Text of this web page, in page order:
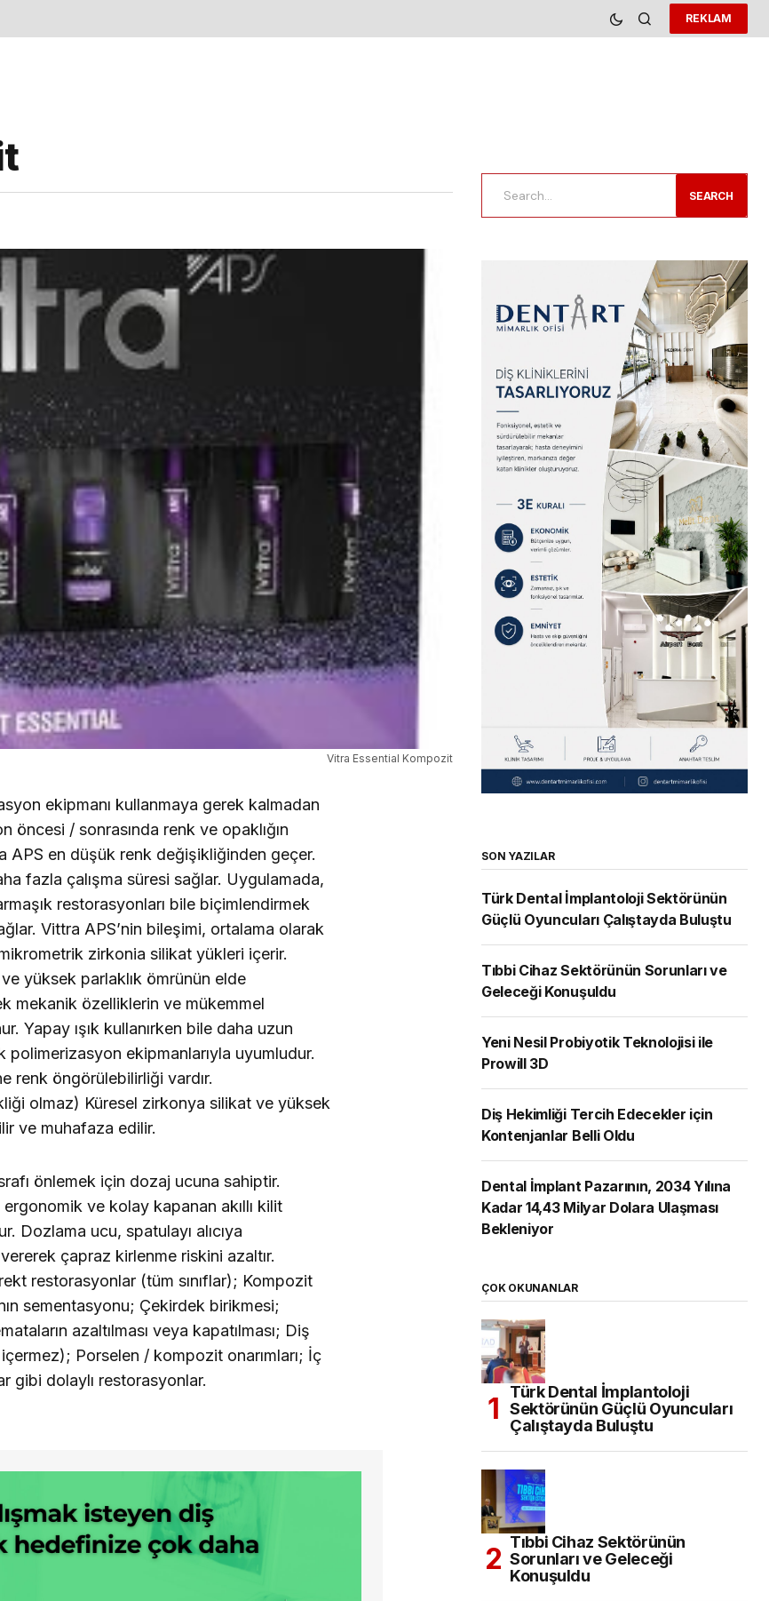
REKLAM
Vitra Essential Kompozit
ekipmanı kullanmaya gerek kalmadan
öncesi / sonrasında renk ve opaklığın
en düşük renk değişikliğinden geçer.
fazla çalışma süresi sağlar. Uygulamada,
restorasyonları bile biçimlendirmek
Vittra APS’nin bileşimi, ortalama olarak
zirkonia silikat yükleri içerir.
yüksek parlaklık ömrünün elde
mekanik özelliklerin ve mükemmel
Yapay ışık kullanırken bile daha uzun
polimerizasyon ekipmanlarıyla uyumludur.
renk öngörülebilirliği vardır.
olmaz) Küresel zirkonya silikat ve yüksek
ve muhafaza edilir.
önlemek için dozaj ucuna sahiptir.
ve kolay kapanan akıllı kilit
Dozlama ucu, spatulayı alıcıya
çapraz kirlenme riskini azaltır.
restorasyonlar (tüm sınıflar); Kompozit
sementasyonu; Çekirdek birikmesi;
azaltılması veya kapatılması; Diş
Porselen / kompozit onarımları; İç
gibi dolaylı restorasyonlar.
SEARCH
SON YAZILAR
Türk Dental İmplantoloji Sektörünün
Güçlü Oyuncuları Çalıştayda Buluştu
Tıbbi Cihaz Sektörünün Sorunları ve
Geleceği Konuşuldu
Yeni Nesil Probiyotik Teknolojisi ile
Prowill 3D
Diş Hekimliği Tercih Edecekler için
Kontenjanlar Belli Oldu
Dental İmplant Pazarının, 2034 Yılına
Kadar 14,43 Milyar Dolara Ulaşması
Bekleniyor
ÇOK OKUNANLAR
Türk Dental İmplantoloji
Sektörünün Güçlü Oyuncuları
Çalıştayda Buluştu
Tıbbi Cihaz Sektörünün
Sorunları ve Geleceği
Konuşuldu